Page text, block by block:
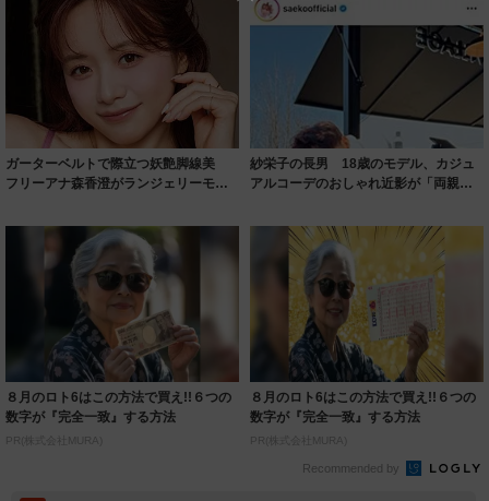
ガーターベルトで際立つ妖艶脚線美
フリーアナ森香澄がランジェリーモデ
紗栄子の長男 18歳のモデル、カジュ
アルコーデのおしゃれ近影が「両親の
８月のロト6はこの方法で買え!!６つの
数字が『完全一致』する方法
PR(株式会社MURA)
８月のロト6はこの方法で買え!!６つの
数字が『完全一致』する方法
PR(株式会社MURA)
Recommended by